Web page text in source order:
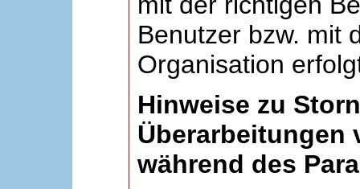
Benutzer bzw. mit
Organisation
Hinweise zu
Überarbeitungen
während des